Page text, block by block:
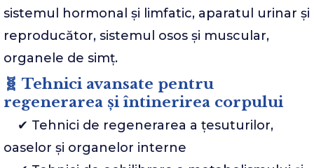
sistemul hormonal și limfatic, aparatul urinar și
reproducător, sistemul osos și muscular,
organele de simț.
🧬 Tehnici avansate pentru
regenerarea și întinerirea corpului
✔ Tehnici de regenerarea a țesuturilor,
oaselor și organelor interne